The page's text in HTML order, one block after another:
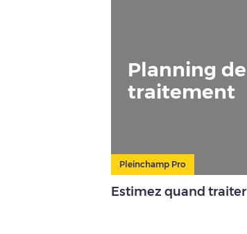
Planning de
traitement
Pleinchamp Pro
Estimez quand traiter